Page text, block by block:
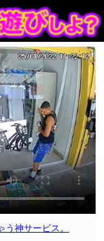
神サービス。